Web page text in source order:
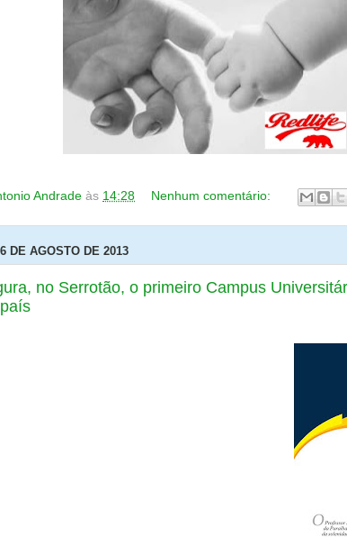
Andrade às 14:28 Nenhum comentário:
DE AGOSTO DE 2013
no Serrotão, o primeiro Campus